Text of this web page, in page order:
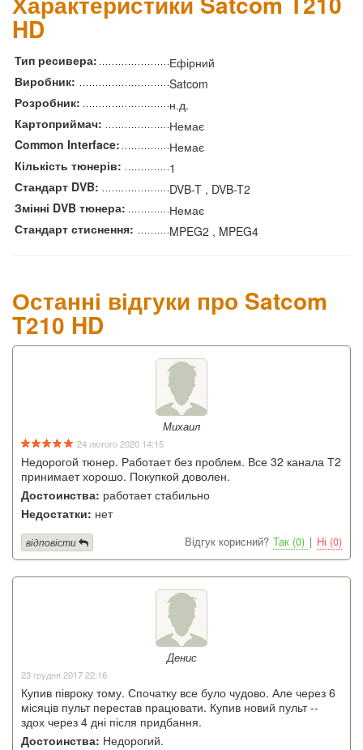
HD
Тип ресивера:
Ефірний
Виробник:
Satcom
Розробник:
н.д.
Картоприймач:
Немає
Common Interface:
Немає
Кількість тюнерів:
1
Стандарт DVB:
DVB-T , DVB-T2
Змінні DVB тюнера:
Немає
Стандарт стиснення:
MPEG2 , MPEG4
Останні відгуки про Satcom
T210 HD
Михаил
24 лютого 2020 14:15
Недорогой тюнер. Работает без проблем. Все 32 канала Т2
принимает хорошо. Покупкой доволен.
Достоинства: работает стабильно
Недостатки: нет
Відгук корисний? Так (0) | Ні (0)
відповісти
Денис
23 грудня 2017 22:16
Купив півроку тому. Спочатку все було чудово. Але через 6
місяців пульт перестав працювати. Купив новий пульт --
здох через 4 дні після придбання.
Достоинства: Недорогий.